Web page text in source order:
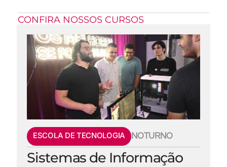
CONFIRA NOSSOS CURSOS
ESCOLA DE TECNOLOGIA NOTURNO
Sistemas de Informação